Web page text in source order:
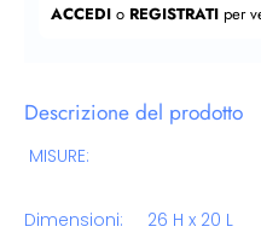
ACCEDI o REGISTRATI per
Descrizione del prodotto
MISURE:
Dimensioni: 26 H x 20 L